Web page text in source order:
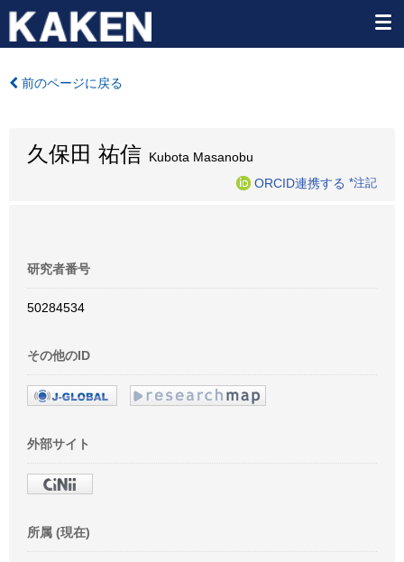
前のページに戻る
久保田 祐信 Kubota Masanobu
ORCID連携する *注記
研究者番号
50284534
その他のID
外部サイト
所属 (現在)